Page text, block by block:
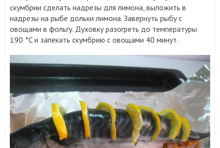
скумбрии сделать надрезы для лимона, выложить в
надрезы на рыбе дольки лимона. Завернуть рыбу с
овощами в фольгу. Духовку разогреть до температуры
190 °C и запекать скумбрию с овощами 40 минут.